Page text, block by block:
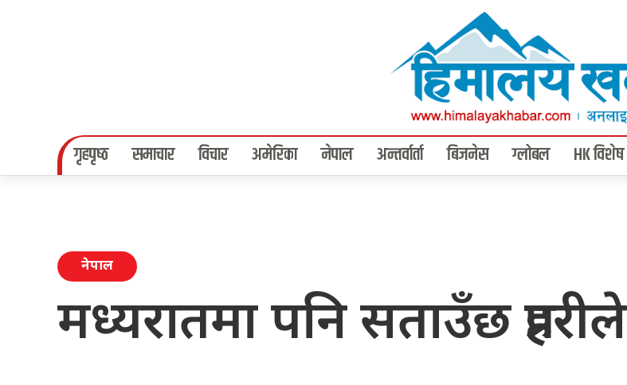
गृहपृष्‍ठ समाचार विचार अमेरिका नेपाल अन्तर्वार्ता बिजनेस ग्लोबल HK विशेष
नेपाल
मध्यरातमा पनि सताउँछ प्रहरीले